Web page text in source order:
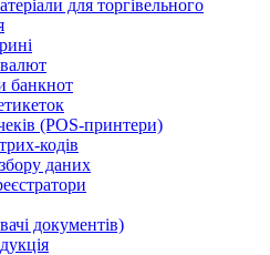
для торгівельного
банкнот
(POS-принтери)
кодів
даних
документів)